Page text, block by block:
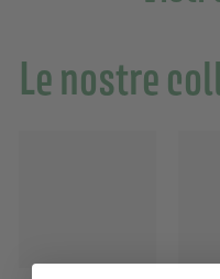
Le nostre